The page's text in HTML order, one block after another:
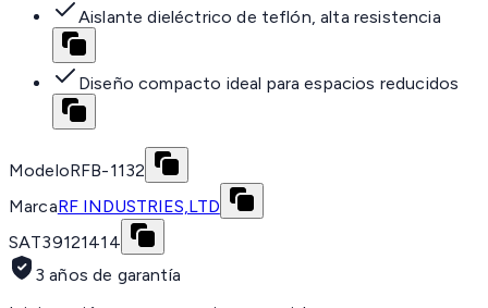
Aislante dieléctrico de teflón, alta resistencia
Diseño compacto ideal para espacios reducidos
ModeloRFB-1132
MarcaRF INDUSTRIES,LTD
SAT39121414
3 años de garantía